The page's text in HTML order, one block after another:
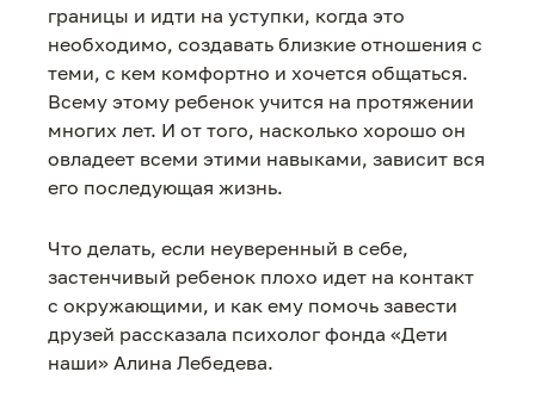
границы и идти на уступки, когда это
необходимо, создавать близкие отношения с
теми, с кем комфортно и хочется общаться.
Всему этому ребенок учится на протяжении
многих лет. И от того, насколько хорошо он
овладеет всеми этими навыками, зависит вся
его последующая жизнь.
Что делать, если неуверенный в себе,
застенчивый ребенок плохо идет на контакт
с окружающими, и как ему помочь завести
друзей рассказала психолог фонда «Дети
наши» Алина Лебедева.